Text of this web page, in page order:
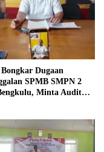
Dugaan
SPMB SMPN 2
Minta Audit